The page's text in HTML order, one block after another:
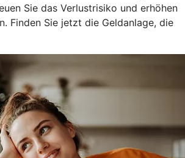
Sie das Verlustrisiko und erhöhen
Finden Sie jetzt die Geldanlage, die